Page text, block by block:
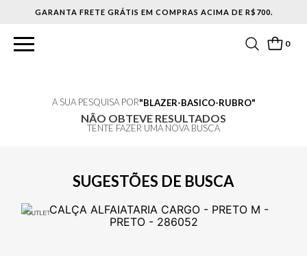
GARANTA FRETE GRÁTIS EM COMPRAS ACIMA DE R$700.
0
A SUA PESQUISA POR BLAZER-BASICO-RUBRO
NÃO OBTEVE RESULTADOS
TENTE FAZER UMA NOVA BUSCA
SUGESTÕES DE BUSCA